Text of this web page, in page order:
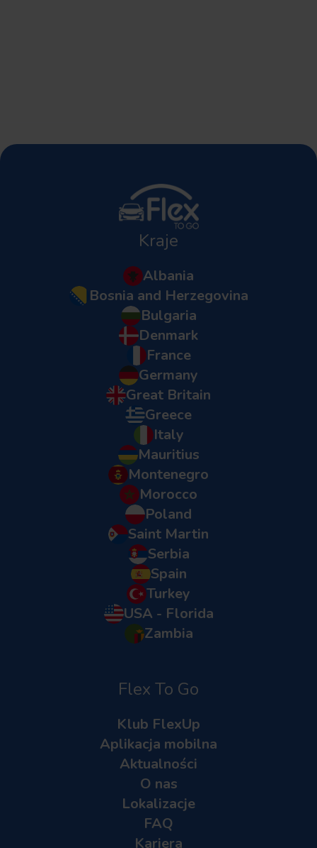
Kraje
Albania
Bosnia and Herzegovina
Bulgaria
Denmark
France
Germany
Great Britain
Greece
Italy
Mauritius
Montenegro
Morocco
Poland
Saint Martin
Serbia
Spain
Turkey
USA - Florida
Zambia
Flex To Go
Klub FlexUp
Aplikacja mobilna
Aktualności
O nas
Lokalizacje
FAQ
Kariera